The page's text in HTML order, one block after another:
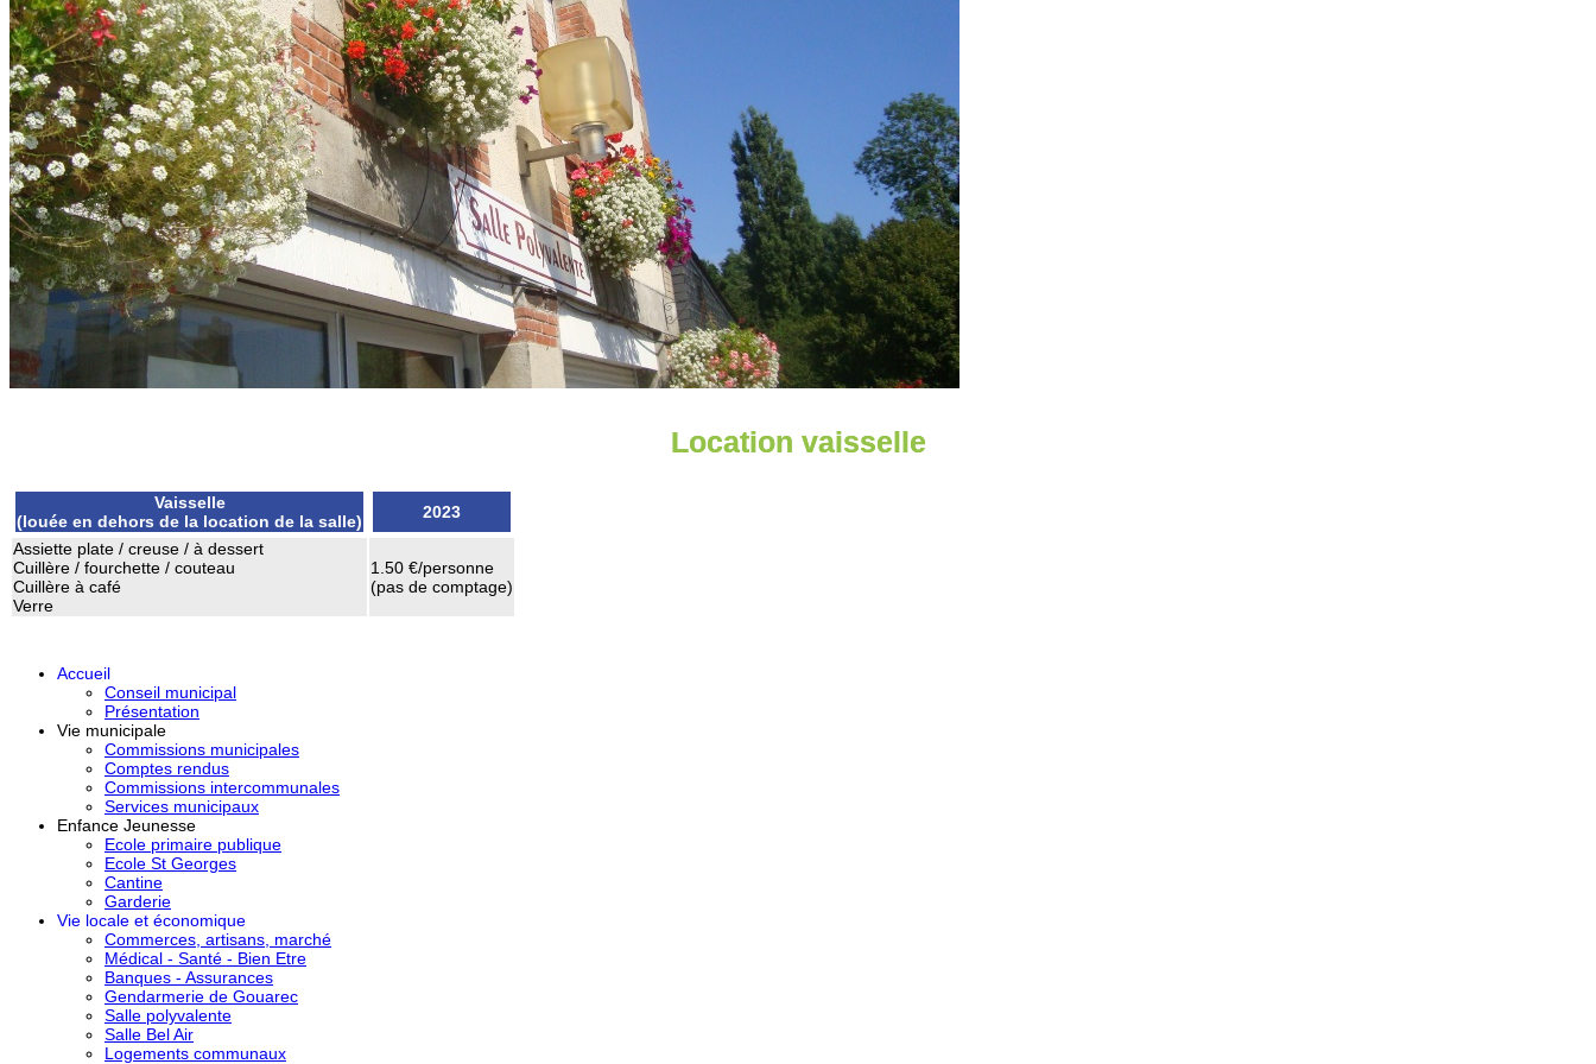
Location vaisselle
Vaisselle
(louée en dehors de la location de la salle)
2023
Assiette plate / creuse / à dessert
Cuillère / fourchette / couteau
Cuillère à café
Verre
1.50 €/personne
(pas de comptage)
Accueil
Conseil municipal
Présentation
Vie municipale
Commissions municipales
Comptes rendus
Commissions intercommunales
Services municipaux
Enfance Jeunesse
Ecole primaire publique
Ecole St Georges
Cantine
Garderie
Vie locale et économique
Commerces, artisans, marché
Médical - Santé - Bien Etre
Banques - Assurances
Gendarmerie de Gouarec
Salle polyvalente
Salle Bel Air
Logements communaux